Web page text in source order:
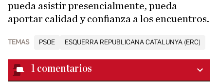
pueda asistir presencialmente, pueda
aportar calidad y confianza a los encuentros.
TEMAS PSOE ESQUERRA REPUBLICANA CATALUNYA (ERC)
1 comentarios